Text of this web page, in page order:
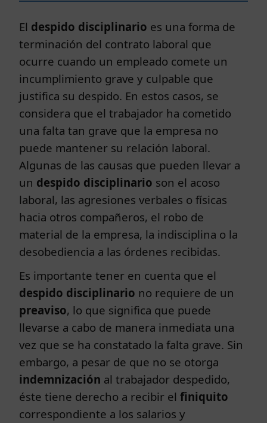
El despido disciplinario es una forma de
terminación del contrato laboral que
ocurre cuando un empleado comete un
incumplimiento grave y culpable que
justifica su despido. En estos casos, se
considera que el trabajador ha cometido
una falta tan grave que la empresa no
puede mantener su relación laboral.
Algunas de las causas que pueden llevar a
un despido disciplinario son el acoso
laboral, las agresiones verbales o físicas
hacia otros compañeros, el robo de
material de la empresa, la indisciplina o la
desobediencia a las órdenes recibidas.
Es importante tener en cuenta que el
despido disciplinario no requiere de un
preaviso, lo que significa que puede
llevarse a cabo de manera inmediata una
vez que se ha constatado la falta grave. Sin
embargo, a pesar de que no se otorga
indemnización al trabajador despedido,
éste tiene derecho a recibir el finiquito
correspondiente a los salarios y